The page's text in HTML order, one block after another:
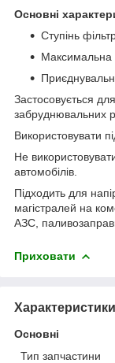
Основні
Ступінь
Максимальна
Застосовується
забруднювальних
Використовувати
Не
автомобілів.
Підходить для
магістралей на
АЗС,
Приховати
Характеристики
Основні
Тип запчастини